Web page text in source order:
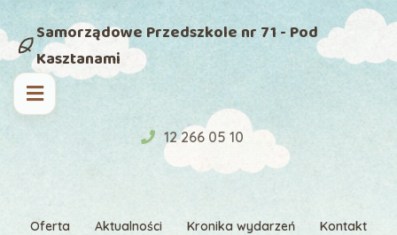
Samorządowe Przedszkole nr 71 - Pod
Kasztanami
12 266 05 10
Oferta Aktualności Kronika wydarzeń Kontakt